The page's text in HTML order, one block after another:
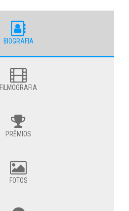
BIOGRAFIA
FILMOGRAFIA
PRÊMIOS
FOTOS